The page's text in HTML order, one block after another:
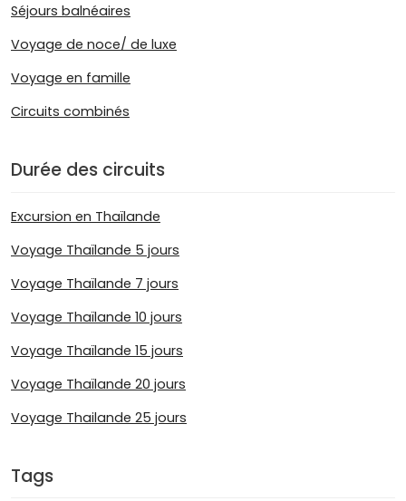
Séjours balnéaires
Voyage de noce/ de luxe
Voyage en famille
Circuits combinés
Durée des circuits
Excursion en Thaïlande
Voyage Thaïlande 5 jours
Voyage Thaïlande 7 jours
Voyage Thaïlande 10 jours
Voyage Thaïlande 15 jours
Voyage Thaïlande 20 jours
Voyage Thailande 25 jours
Tags